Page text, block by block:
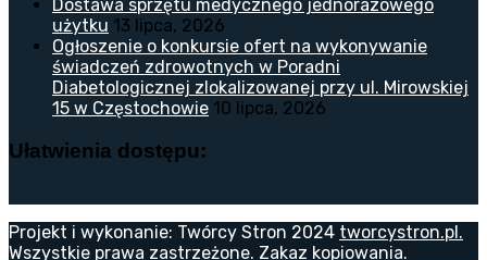
Dostawa sprzętu medycznego jednorazowego
użytku 13 lipca, 2026
Ogłoszenie o konkursie ofert na wykonywanie
świadczeń zdrowotnych w Poradni
Diabetologicznej zlokalizowanej przy ul. Mirowskiej
15 w Częstochowie 10 lipca, 2026
Ułatwienia dostępu:
Projekt i wykonanie: Twórcy Stron 2024 tworcystron.pl.
Wszystkie prawa zastrzeżone. Zakaz kopiowania.